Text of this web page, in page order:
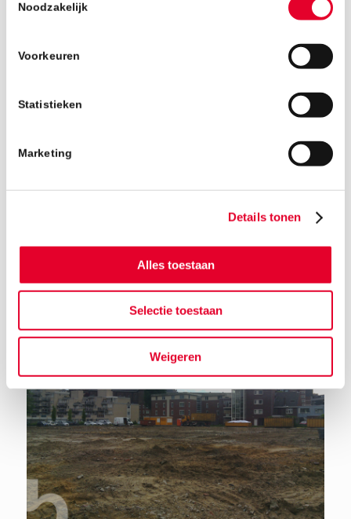
Noodzakelijk
Voorkeuren
Statistieken
Marketing
Details tonen
Alles toestaan
Selectie toestaan
Weigeren